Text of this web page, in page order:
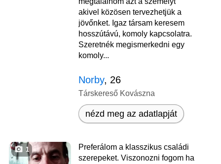
akivel közösen tervezhetjük a
jövőnket. Igaz társam keresem
hosszútávú, komoly kapcsolatra.
Szeretnék megismerkedni egy
komoly...
Norby, 26
Társkereső Kovászna
nézd meg az adatlapját
1
Preferálom a klasszikus családi
szerepeket. Viszonozni fogom ha